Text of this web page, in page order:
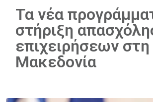
Τα νέα
στήριξη
επιχειρήσεων
Μακεδονία